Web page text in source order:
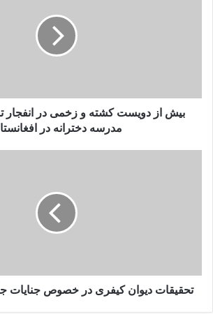
بیش از دویست کشته و زخمی در انفجار
مدرسه دخترانه در
تحقیقات دیوان کیفری در خصوص جنایات